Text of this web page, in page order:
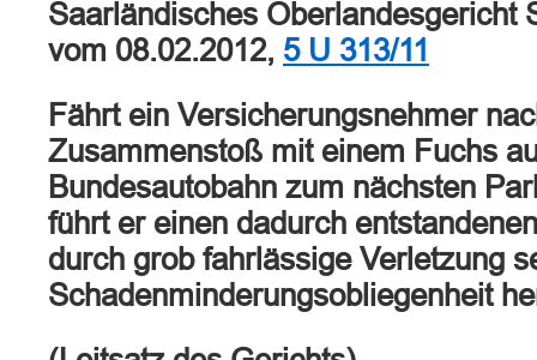
Saarländisches Oberlandesgericht
vom 08.02.2012, 5 U 313/11
Fährt ein Versicherungsnehmer
Zusammenstoß mit einem Fuchs
Bundesautobahn zum nächsten
führt er einen dadurch
durch grob fahrlässige Verletzung
Schadenminderungsobliegenheit